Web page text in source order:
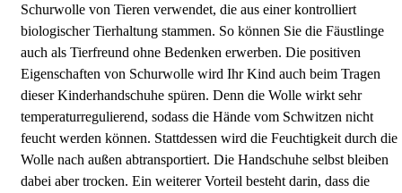
Schurwolle von Tieren verwendet, die aus einer kontrolliert
biologischer Tierhaltung stammen. So können Sie die Fäustlinge
auch als Tierfreund ohne Bedenken erwerben. Die positiven
Eigenschaften von Schurwolle wird Ihr Kind auch beim Tragen
dieser Kinderhandschuhe spüren. Denn die Wolle wirkt sehr
temperaturregulierend, sodass die Hände vom Schwitzen nicht
feucht werden können. Stattdessen wird die Feuchtigkeit durch die
Wolle nach außen abtransportiert. Die Handschuhe selbst bleiben
dabei aber trocken. Ein weiterer Vorteil besteht darin, dass die